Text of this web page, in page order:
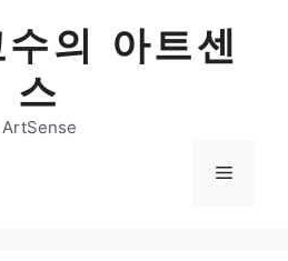
의 아트센
스
ArtSense
Menu